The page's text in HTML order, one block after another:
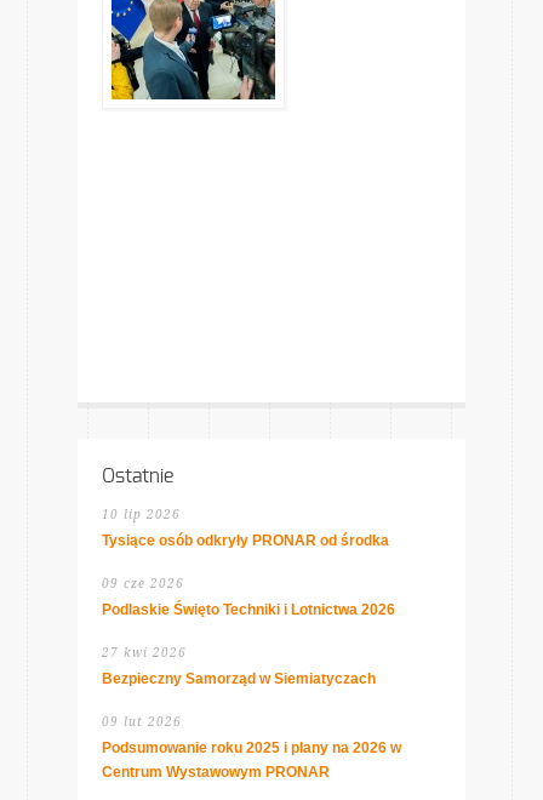
Ostatnie
10 lip 2026
Tysiące osób odkryły PRONAR od środka
09 cze 2026
Podlaskie Święto Techniki i Lotnictwa 2026
27 kwi 2026
Bezpieczny Samorząd w Siemiatyczach
09 lut 2026
Podsumowanie roku 2025 i plany na 2026 w
Centrum Wystawowym PRONAR